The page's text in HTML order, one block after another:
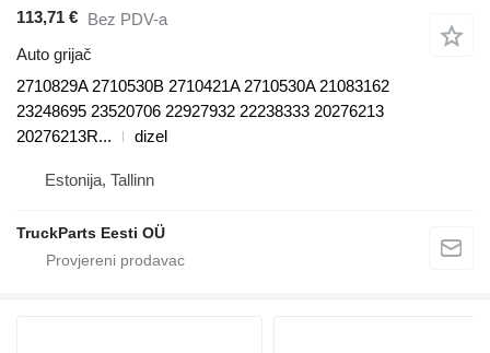
113,71 € Bez PDV-a
Auto grijač
2710829A 2710530B 2710421A 2710530A 21083162
23248695 23520706 22927932 22238333 20276213
20276213R...
dizel
Estonija, Tallinn
TruckParts Eesti OÜ